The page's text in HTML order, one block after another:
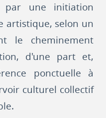
par une initiation
artistique, selon un
le cheminement
d'une part et,
ponctuelle à
culturel collectif